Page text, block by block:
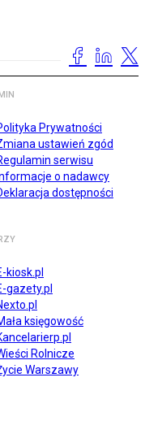
Prywatności
ustawień zgód
serwisu
o nadawcy
dostępności
kiosk.pl
gazety.pl
księgowość
Rolnicze
Warszawy